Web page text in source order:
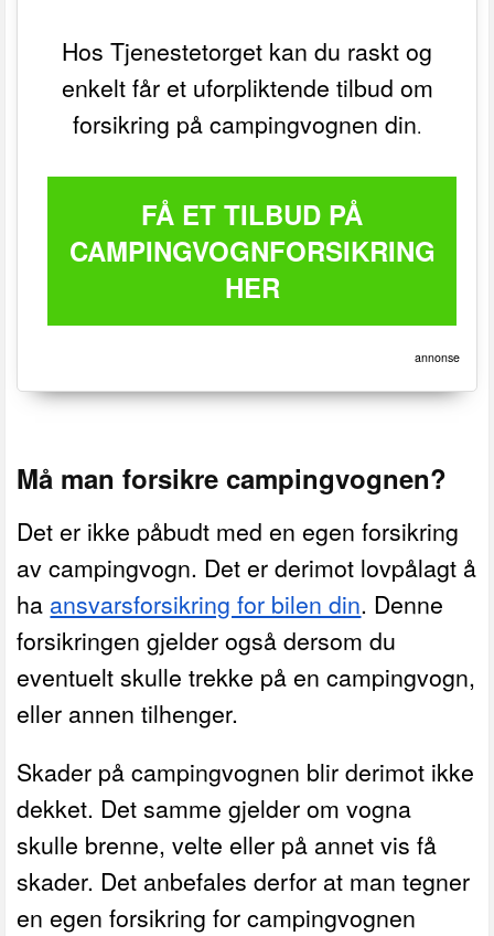
Hos Tjenestetorget kan du raskt og
enkelt får et uforpliktende tilbud om
forsikring på campingvognen din.
FÅ ET TILBUD PÅ
CAMPINGVOGNFORSIKRING
HER
annonse
Må man forsikre campingvognen?
Det er ikke påbudt med en egen forsikring
av campingvogn. Det er derimot lovpålagt å
ha ansvarsforsikring for bilen din. Denne
forsikringen gjelder også dersom du
eventuelt skulle trekke på en campingvogn,
eller annen tilhenger.
Skader på campingvognen blir derimot ikke
dekket. Det samme gjelder om vogna
skulle brenne, velte eller på annet vis få
skader. Det anbefales derfor at man tegner
en egen forsikring for campingvognen